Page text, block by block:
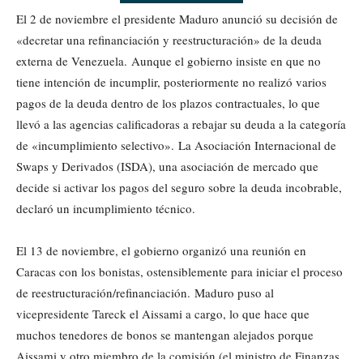
El 2 de noviembre el presidente Maduro anunció su decisión de
«decretar una refinanciación y reestructuración» de la deuda
externa de Venezuela. Aunque el gobierno insiste en que no
tiene intención de incumplir, posteriormente no realizó varios
pagos de la deuda dentro de los plazos contractuales, lo que
llevó a las agencias calificadoras a rebajar su deuda a la categoría
de «incumplimiento selectivo». La Asociación Internacional de
Swaps y Derivados (ISDA), una asociación de mercado que
decide si activar los pagos del seguro sobre la deuda incobrable,
declaró un incumplimiento técnico.
El 13 de noviembre, el gobierno organizó una reunión en
Caracas con los bonistas, ostensiblemente para iniciar el proceso
de reestructuración/refinanciación. Maduro puso al
vicepresidente Tareck el Aissami a cargo, lo que hace que
muchos tenedores de bonos se mantengan alejados porque